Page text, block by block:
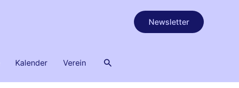
Newsletter
Kalender Verein Suchen